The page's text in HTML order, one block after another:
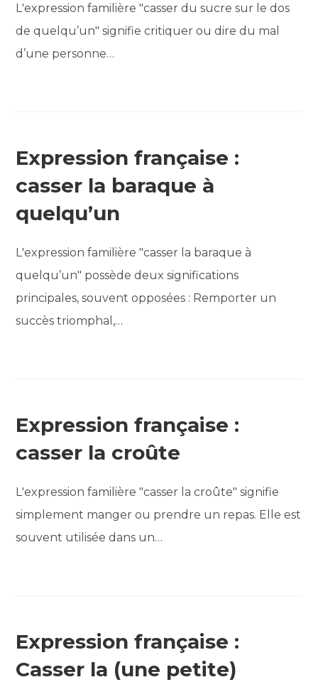
L'expression familière "casser du sucre sur le dos
de quelqu’un" signifie critiquer ou dire du mal
d’une personne…
Expression française :
casser la baraque à
quelqu’un
L'expression familière "casser la baraque à
quelqu’un" possède deux significations
principales, souvent opposées : Remporter un
succès triomphal,…
Expression française :
casser la croûte
L'expression familière "casser la croûte" signifie
simplement manger ou prendre un repas. Elle est
souvent utilisée dans un…
Expression française :
Casser la (une petite)